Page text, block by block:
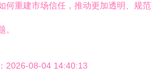
何重建市场信任，推动更加透明、规范
。
2026-08-04 14:40:13